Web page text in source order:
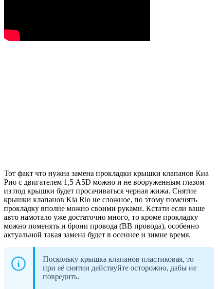
Тот факт что нужна замена прокладки крышки клапанов Киа
Рио с двигателем 1,5 A5D можно и не вооруженным глазом —
из под крышки будет просачиваться черная жижа. Снятие
крышки клапанов Kia Rio не сложное, по этому поменять
прокладку вполне можно своими руками. Кстати если ваше
авто намотало уже достаточно много, то кроме прокладку
можно поменять и брони провода (ВВ провода), особенно
актуальной такая замена будет в осеннее и зимне время.
Поскольку крышка клапанов пластиковая, то
при её снятии действуйте осторожно, дабы не
повредить.